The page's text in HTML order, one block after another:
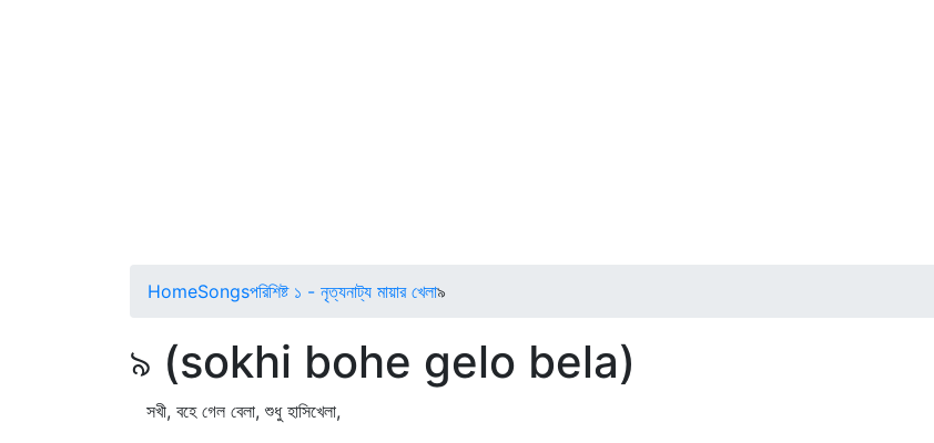
HomeSongsপরিশিষ্ট ১ - নৃত্যনাট্য মায়ার খেলা৯
৯ (sokhi bohe gelo bela)
সখী, বহে গেল বেলা, শুধু হাসিখেলা,